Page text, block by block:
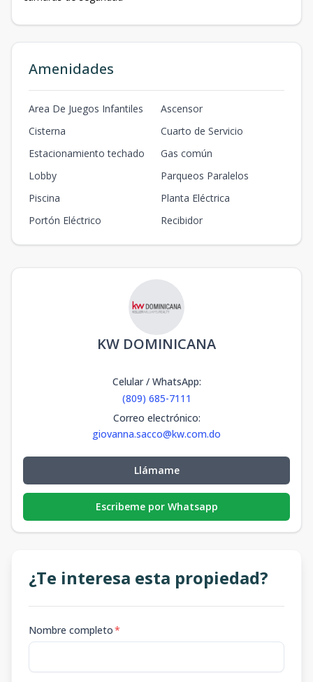
Amenidades
Area De Juegos Infantiles
Ascensor
Cisterna
Cuarto de Servicio
Estacionamiento techado
Gas común
Lobby
Parqueos Paralelos
Piscina
Planta Eléctrica
Portón Eléctrico
Recibidor
KW DOMINICANA
Celular / WhatsApp:
(809) 685-7111
Correo electrónico:
giovanna.sacco@kw.com.do
Llámame
Escribeme por Whatsapp
¿Te interesa esta propiedad?
Nombre completo*